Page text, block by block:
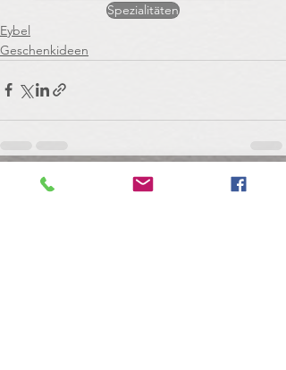
Spezialitäten
Eybel
Geschenkideen
Aktuelle Beiträge Alle ansehen